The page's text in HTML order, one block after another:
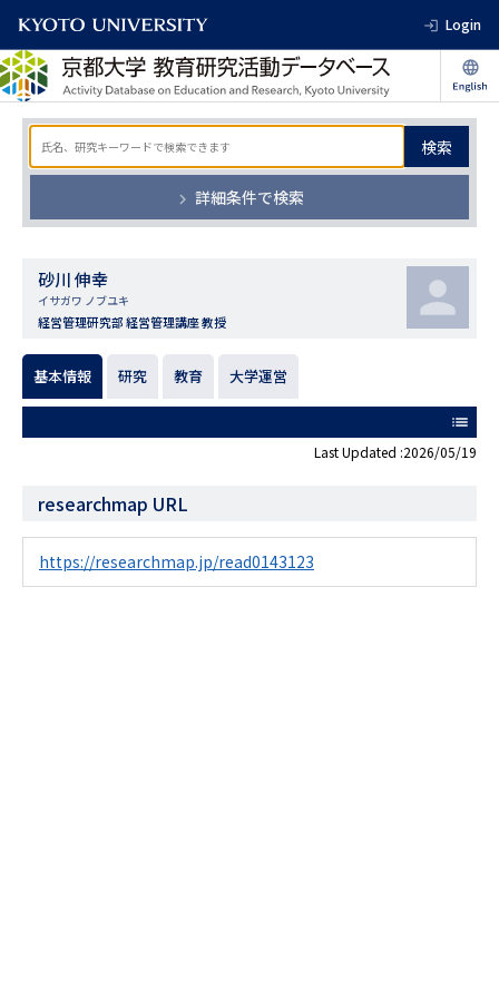
Login
検索
詳細条件で検索
砂川 伸幸
イサガワ ノブユキ
経営管理研究部 経営管理講座 教授
基本情報 研究 教育 大学運営
list
Last Updated :2026/05/19
researchmap URL
https://researchmap.jp/read0143123